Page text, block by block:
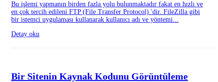
Bu işlemi yapmanın birden fazla yolu bulunmaktadır fakat en hızlı ve
en çok tercih edileni FTP (File Transfer Protocol) 'dir. FileZilla gibi
bir istemci uygulaması kullanarak kullanıcı adı ve yöntemi...
Detay oku
Bir Sitenin Kaynak Kodunu Görüntüleme